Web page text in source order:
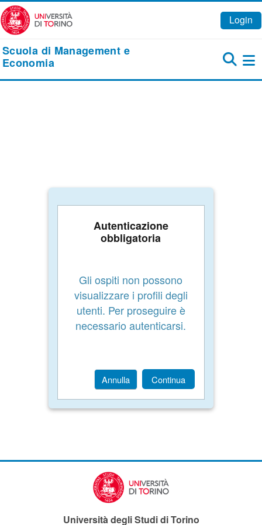
Vai al contenuto principale
Login
Scuola di Management e
Economia
Autenticazione
obbligatoria
Gli ospiti non possono
visualizzare i profili degli
utenti. Per proseguire è
necessario autenticarsi.
Annulla Continua
Università degli Studi di Torino